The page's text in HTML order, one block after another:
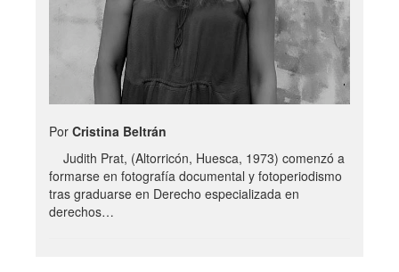
Por Cristina Beltrán
Judith Prat, (Altorricón, Huesca, 1973) comenzó a
formarse en fotografía documental y fotoperiodismo
tras graduarse en Derecho especializada en
derechos…